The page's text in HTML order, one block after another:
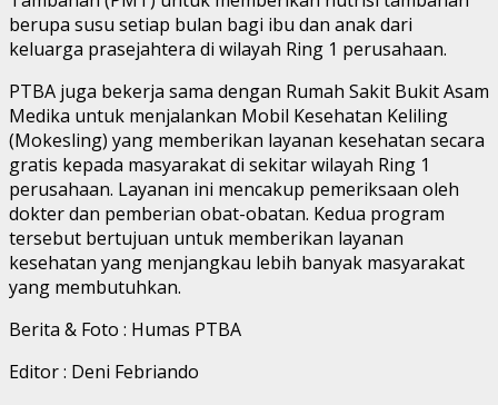
berupa susu setiap bulan bagi ibu dan anak dari
keluarga prasejahtera di wilayah Ring 1 perusahaan.
PTBA juga bekerja sama dengan Rumah Sakit Bukit Asam
Medika untuk menjalankan Mobil Kesehatan Keliling
(Mokesling) yang memberikan layanan kesehatan secara
gratis kepada masyarakat di sekitar wilayah Ring 1
perusahaan. Layanan ini mencakup pemeriksaan oleh
dokter dan pemberian obat-obatan. Kedua program
tersebut bertujuan untuk memberikan layanan
kesehatan yang menjangkau lebih banyak masyarakat
yang membutuhkan.
Berita & Foto : Humas PTBA
Editor : Deni Febriando